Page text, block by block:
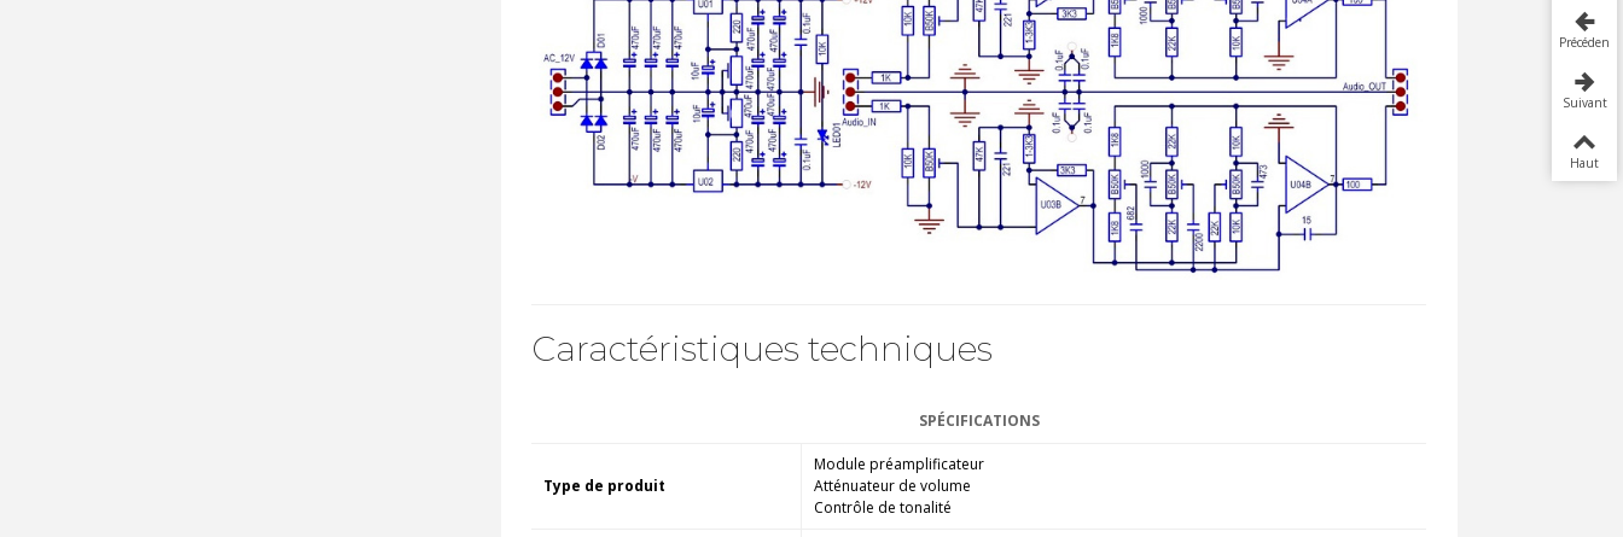
Caractéristiques techniques
SPÉCIFICATIONS
Type de produit
Module préamplificateur
Atténuateur de volume
Contrôle de tonalité
Précédent
Suivant
Haut